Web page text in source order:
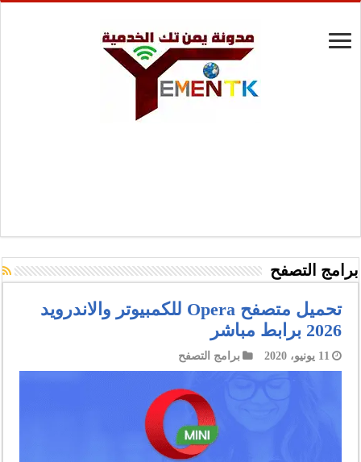
برامج التصفح
تحميل متصفح Opera للكمبيوتر والاندرويد
2026 برابط مباشر
11 يونيو، 2020 برامج التصفح